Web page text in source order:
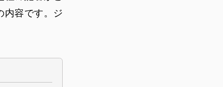
内容です。ジ